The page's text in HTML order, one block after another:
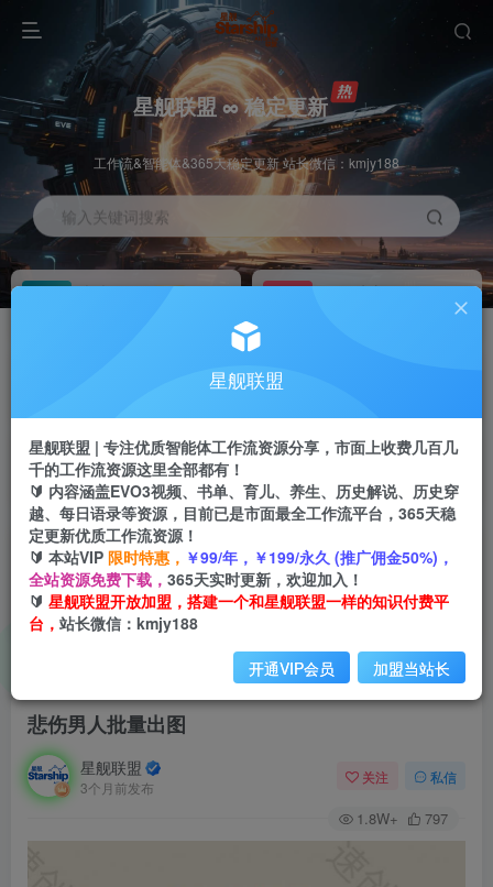
星舰联盟 ∞ 稳定更新
工作流&智能体&365天稳定更新 站长微信：kmjy188
输入关键词搜索
加入会员 工作流主页
每周免费工作流体验
站长招募
推荐
项目周期预估10年
悲伤男人批量出图
星舰联盟
3个月前发布
关注 私信
1.8W+ 797
星舰联盟
星舰联盟 | 专注优质智能体工作流资源分享，市面上收费几百几
千的工作流资源这里全部都有！
🔰 内容涵盖EVO3视频、书单、育儿、养生、历史解说、历史穿
越、每日语录等资源，目前已是市面最全工作流平台，365天稳
定更新优质工作流资源！
🔰 本站VIP 限时特惠， ￥99/年，￥199/永久 (推广佣金50%)，
全站资源免费下载， 365天实时更新，欢迎加入！
🔰 星舰联盟开放加盟，搭建一个和星舰联盟一样的知识付费平
台， 站长微信：kmjy188
开通VIP会员 加盟当站长